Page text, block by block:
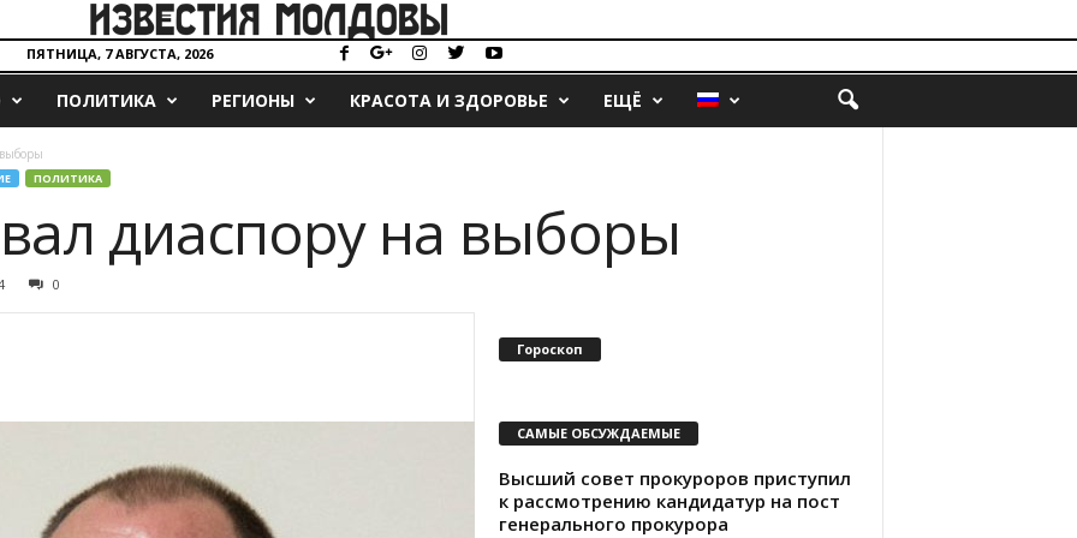
ПЯТНИЦА, 7 АВГУСТА, 2026
ПОЛИТИКА РЕГИОНЫ КРАСОТА И ЗДОРОВЬЕ ЕЩЁ
ПОЛИТИКА
диаспору на выборы
0
Гороскоп
САМЫЕ ОБСУЖДАЕМЫЕ
Высший совет прокуроров приступил
к рассмотрению кандидатур на пост
генерального прокурора